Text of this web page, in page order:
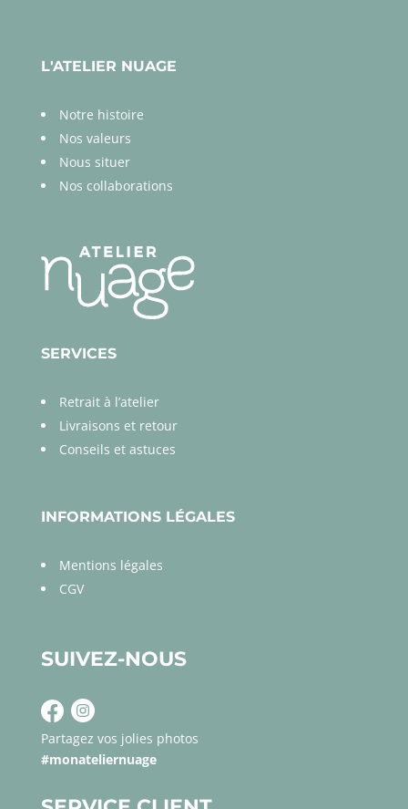
L'ATELIER NUAGE
Notre histoire
Nos valeurs
Nous situer
Nos collaborations
SERVICES
Retrait à l’atelier
Livraisons et retour
Conseils et astuces
INFORMATIONS LÉGALES
Mentions légales
CGV
SUIVEZ-NOUS
Partagez vos jolies photos
#monateliernuage